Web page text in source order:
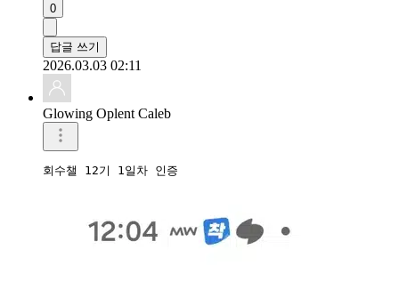
0
답글 쓰기
2026.03.03 02:11
Glowing Oplent Caleb
회수챌 12기 1일차 인증